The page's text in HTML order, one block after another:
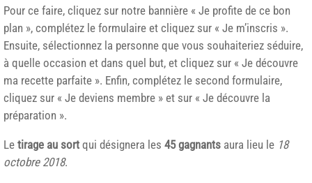
Pour ce faire, cliquez sur notre bannière « Je profite de ce bon
plan », complétez le formulaire et cliquez sur « Je m’inscris ».
Ensuite, sélectionnez la personne que vous souhaiteriez séduire,
à quelle occasion et dans quel but, et cliquez sur « Je découvre
ma recette parfaite ». Enfin, complétez le second formulaire,
cliquez sur « Je deviens membre » et sur « Je découvre la
préparation ».
Le tirage au sort qui désignera les 45 gagnants aura lieu le 18
octobre 2018.